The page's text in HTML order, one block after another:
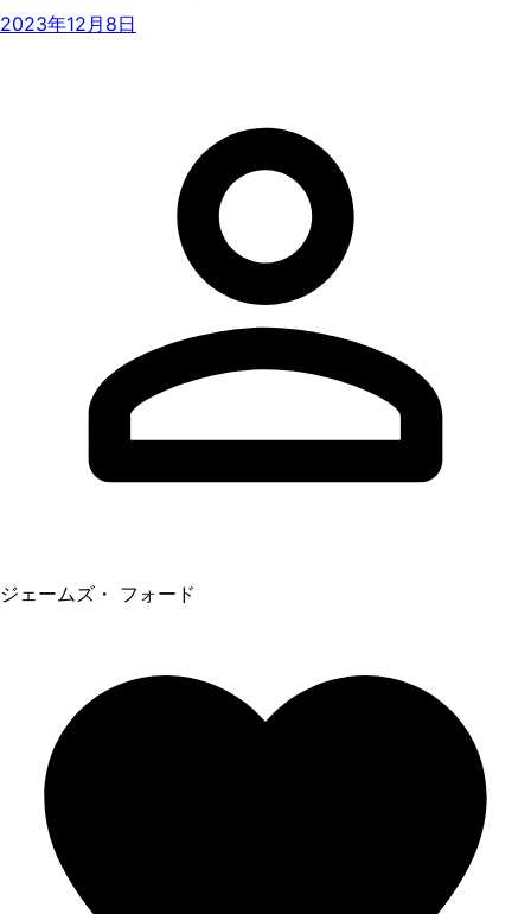
2023年12月8日
ジェームズ・ フォード